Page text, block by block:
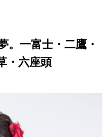
。一富士・二鷹・
・六座頭